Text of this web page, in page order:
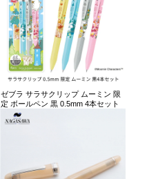
ゼブラ サラサクリップ ムーミン 限
定 ボールペン 黒 0.5mm 4本セット